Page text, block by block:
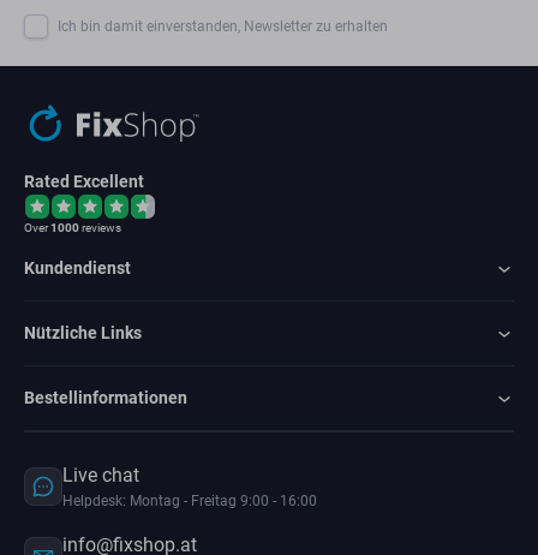
Ich bin damit einverstanden, Newsletter zu erhalten
Rated Excellent
Over1000reviews
Kundendienst
Nützliche Links
Bestellinformationen
Live chat
Helpdesk: Montag - Freitag 9:00 - 16:00
info@fixshop.at